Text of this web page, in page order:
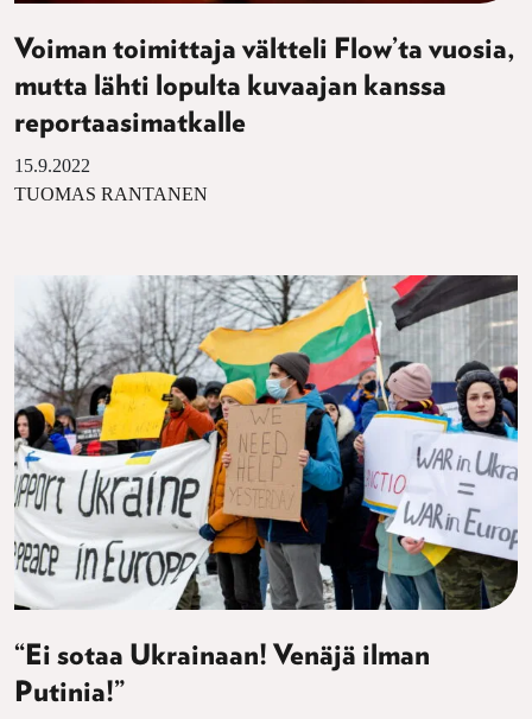
Voiman toimittaja vältteli Flow’ta vuosia,
mutta lähti lopulta kuvaajan kanssa
reportaasimatkalle
15.9.2022
TUOMAS RANTANEN
“Ei sotaa Ukrainaan! Venäjä ilman
Putinia!”